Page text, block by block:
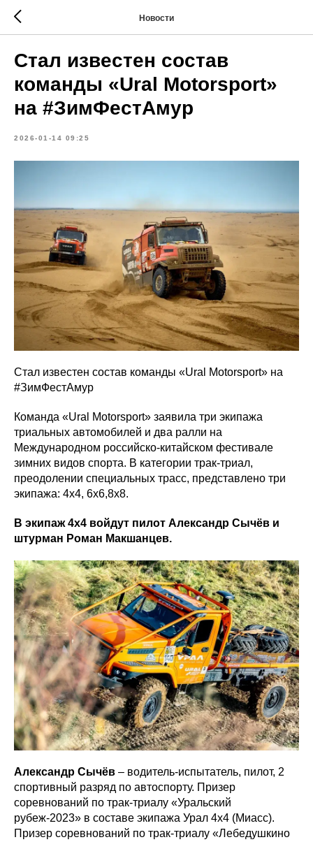
Новости
Стал известен состав
команды «Ural Motorsport»
на #ЗимФестАмур
2026-01-14 09:25
Стал известен состав команды «Ural Motorsport» на
#ЗимФестАмур
Команда «Ural Motorsport» заявила три экипажа
триальных автомобилей и два ралли на
Международном российско-китайском фестивале
зимних видов спорта. В категории трак-триал,
преодолении специальных трасс, представлено три
экипажа: 4х4, 6х6,8х8.
В экипаж 4х4 войдут пилот Александр Сычёв и
штурман Роман Макшанцев.
Александр Сычёв – водитель-испытатель, пилот, 2
спортивный разряд по автоспорту. Призер
соревнований по трак-триалу «Уральский
рубеж-2023» в составе экипажа Урал 4х4 (Миасс).
Призер соревнований по трак-триалу «Лебедушкино